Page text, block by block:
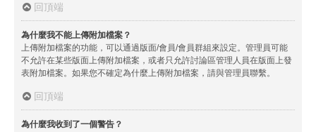
回頂端
為什麼我不能上傳附加檔案？
上傳附加檔案的功能，可以通過版面/會員/會員群組來設定。管理員可能
不允許在某些版面上傳附加檔案，或者只允許討論區管理人員在版面上發
表附加檔案。如果您不確定為什麼上傳附加檔案，請與管理員聯繫。
回頂端
為什麼我收到了一個警告？